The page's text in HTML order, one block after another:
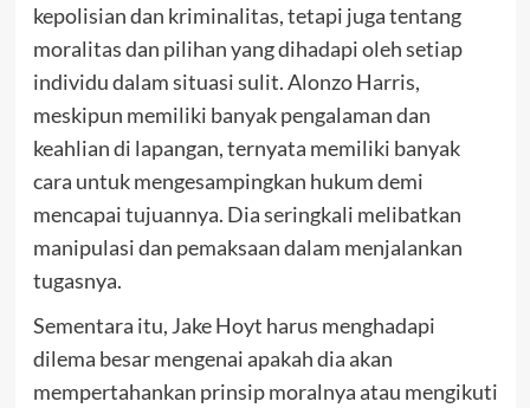
kepolisian dan kriminalitas, tetapi juga tentang
moralitas dan pilihan yang dihadapi oleh setiap
individu dalam situasi sulit. Alonzo Harris,
meskipun memiliki banyak pengalaman dan
keahlian di lapangan, ternyata memiliki banyak
cara untuk mengesampingkan hukum demi
mencapai tujuannya. Dia seringkali melibatkan
manipulasi dan pemaksaan dalam menjalankan
tugasnya.
Sementara itu, Jake Hoyt harus menghadapi
dilema besar mengenai apakah dia akan
mempertahankan prinsip moralnya atau mengikuti